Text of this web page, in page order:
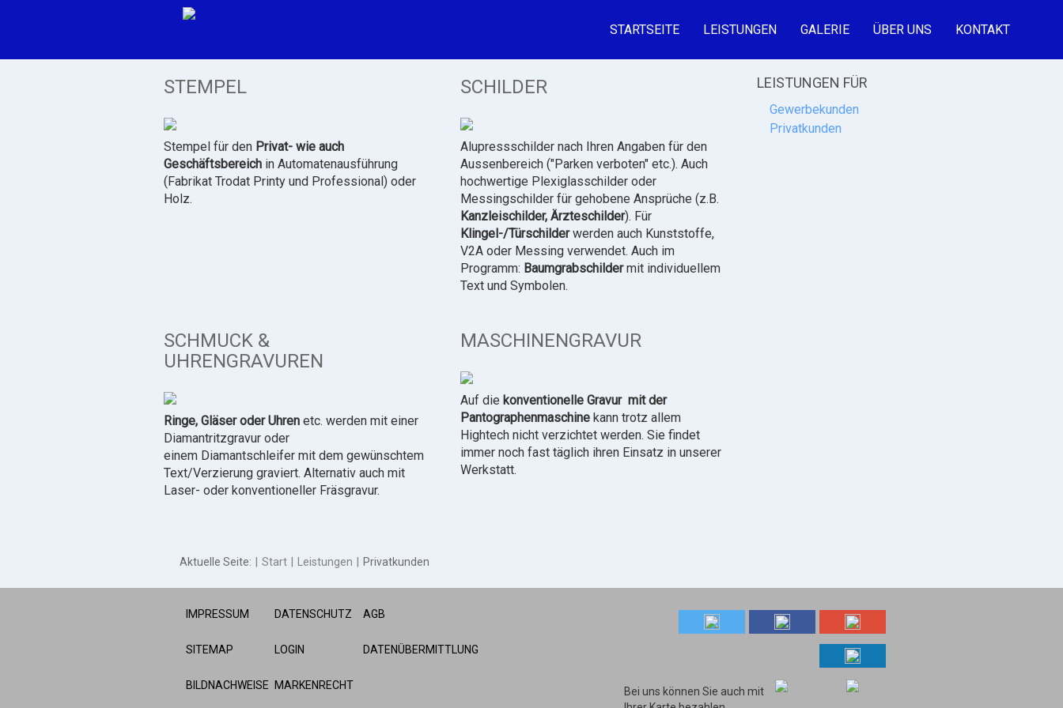
STARTSEITE LEISTUNGEN GALERIE ÜBER UNS KONTAKT
STEMPEL
Stempel für den Privat- wie auch
Geschäftsbereich in Automatenausführung
(Fabrikat Trodat Printy und Professional) oder
Holz.
SCHILDER
Alupressschilder nach Ihren Angaben für den
Aussenbereich ("Parken verboten" etc.). Auch
hochwertige Plexiglasschilder oder
Messingschilder für gehobene Ansprüche (z.B.
Kanzleischilder, Ärzteschilder). Für
Klingel-/Türschilderwerden auch Kunststoffe,
V2A oder Messing verwendet. Auch im
Programm: Baumgrabschildermit individuellem
Text und Symbolen.
SCHMUCK &
UHRENGRAVUREN
Ringe, Gläser oder Uhren etc. werden mit einer
Diamantritzgravur oder
einem Diamantschleifer mit dem gewünschtem
Text/Verzierung graviert. Alternativ auch mit
Laser- oder konventioneller Fräsgravur.
MASCHINENGRAVUR
Auf die konventionelle Gravur mit der
Pantographenmaschine kann trotz allem
Hightech nicht verzichtet werden. Sie findet
immer noch fast täglich ihren Einsatz in unserer
Werkstatt.
LEISTUNGEN FÜR
Gewerbekunden
Privatkunden
Aktuelle Seite: Start Leistungen Privatkunden
IMPRESSUM
SITEMAP
BILDNACHWEISE
DATENSCHUTZ
LOGIN
MARKENRECHT
AGB
DATENÜBERMITTLUNG
Bei uns können Sie auch mit